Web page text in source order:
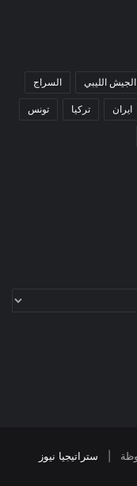
الجيش الليبي السراج
ايران تركيا تونس
ستراتيجيا نيوز